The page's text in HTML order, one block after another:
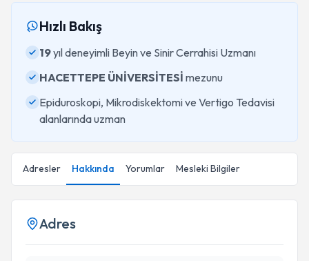
Hızlı Bakış
19yıl deneyimli Beyin ve Sinir Cerrahisi Uzmanı
HACETTEPE ÜNİVERSİTESİ mezunu
Epiduroskopi, Mikrodiskektomi ve Vertigo Tedavisi
alanlarında uzman
Adresler Hakkında Yorumlar Mesleki Bilgiler
Adres